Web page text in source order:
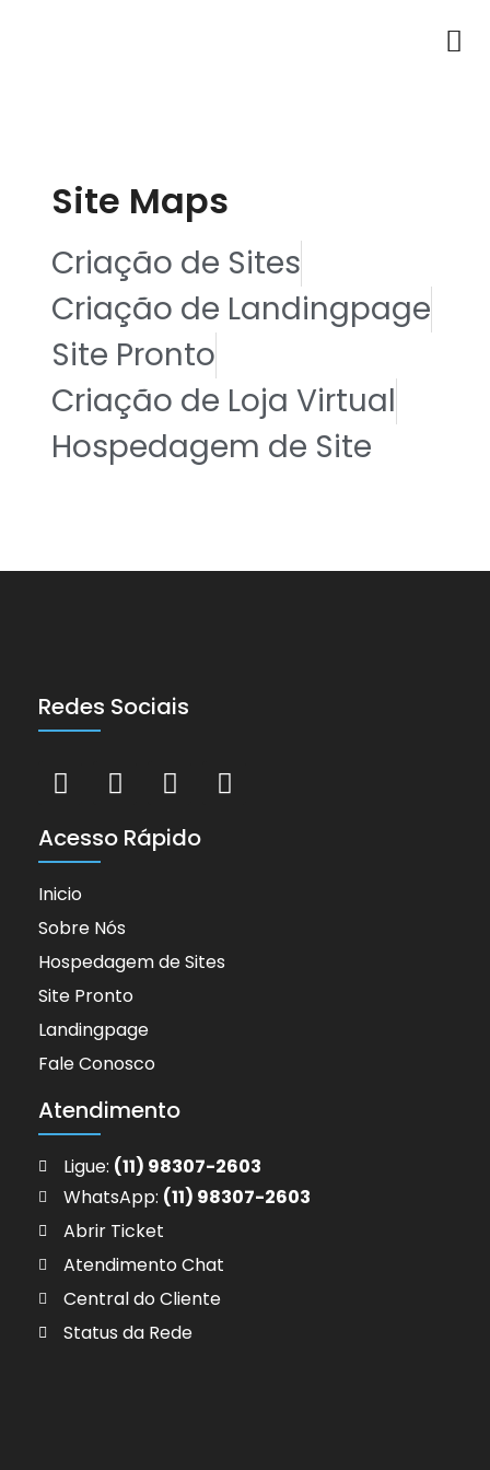
Site Maps
Criação de Sites
Criação de Landingpage
Site Pronto
Criação de Loja Virtual
Hospedagem de Site
Redes Sociais
Acesso Rápido
Inicio
Sobre Nós
Hospedagem de Sites
Site Pronto
Landingpage
Fale Conosco
Atendimento
Ligue: (11) 98307-2603
WhatsApp: (11) 98307-2603
Abrir Ticket
Atendimento Chat
Central do Cliente
Status da Rede